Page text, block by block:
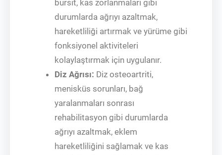
bursit, kas zorlanmaları gibi
durumlarda ağrıyı azaltmak,
hareketliliği artırmak ve yürüme gibi
fonksiyonel aktiviteleri
kolaylaştırmak için uygulanır.
Diz Ağrısı: Diz osteoartriti,
menisküs sorunları, bağ
yaralanmaları sonrası
rehabilitasyon gibi durumlarda
ağrıyı azaltmak, eklem
hareketliliğini sağlamak ve kas